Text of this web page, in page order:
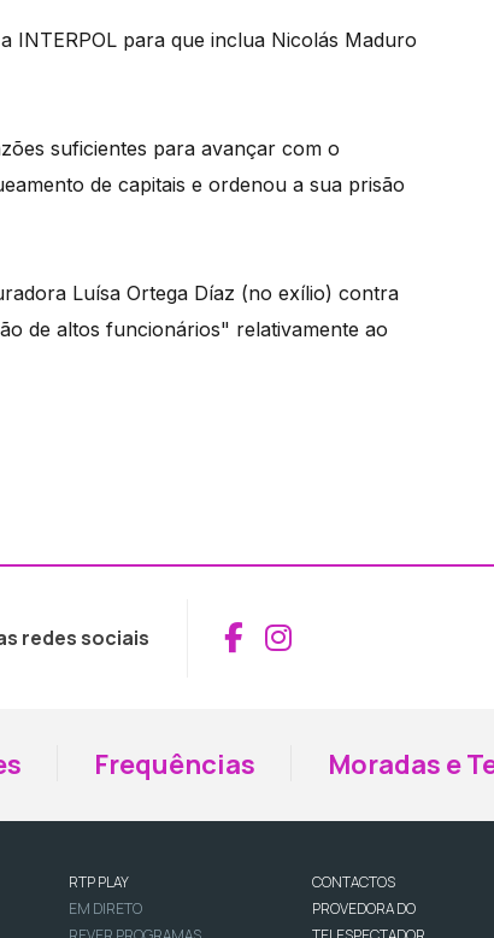
INTERPOL para que inclua Nicolás Maduro
suficientes para avançar com o
de capitais e ordenou a sua prisão
Luísa Ortega Díaz (no exílio) contra
de altos funcionários" relativamente ao
redes sociais Aceder ao
Aceder ao
Frequências Moradas e
RTP PLAY
EM DIRETO
CONTACTOS
PROVEDORA DO